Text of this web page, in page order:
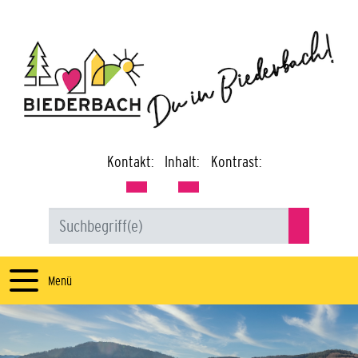
Kontakt: Inhalt: Kontrast:
Menü